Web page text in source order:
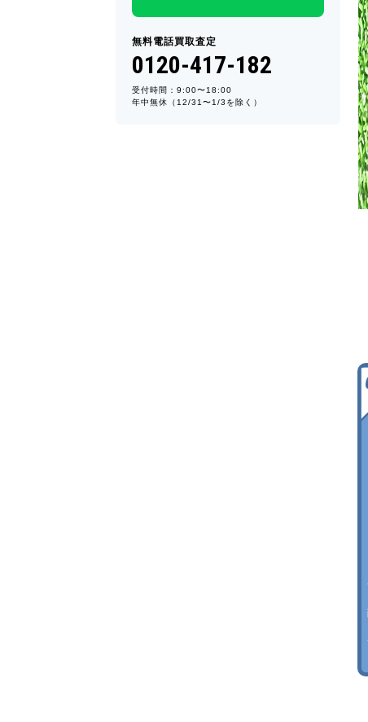
無料電話買取査定
0120-417-182
受付時間：9:00〜18:00
年中無休（12/31〜1/3を除く）